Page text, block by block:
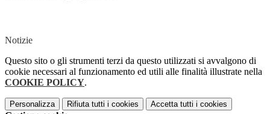
Notizie
Questo sito o gli strumenti terzi da questo utilizzati si avvalgono di
cookie necessari al funzionamento ed utili alle finalità illustrate nella
COOKIE POLICY.
Personalizza Rifiuta tutti i cookies Accetta tutti i cookies